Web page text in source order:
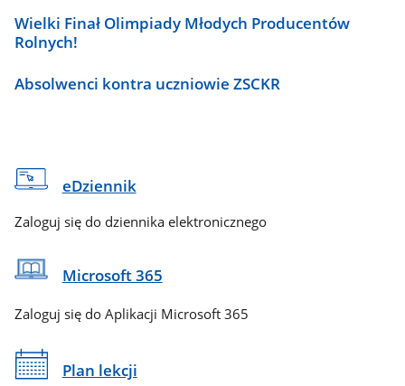
Wielki Finał Olimpiady Młodych Producentów
Rolnych!
Absolwenci kontra uczniowie ZSCKR
eDziennik
Zaloguj się do dziennika elektronicznego
Microsoft 365
Zaloguj się do Aplikacji Microsoft 365
Plan lekcji